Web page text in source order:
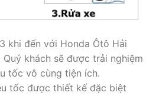
khi đến với Honda Ôtô Hải
Quý khách sẽ được trải nghiệm
tốc vô cùng tiện ích.
tốc được thiết kế đặc biệt